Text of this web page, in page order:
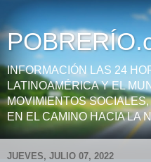
INFORMACIÓN LAS 24
LATINOAMÉRICA Y EL
MOVIMIENTOS
EN EL CAMINO HACIA LA
JUEVES, JULIO 07, 2022